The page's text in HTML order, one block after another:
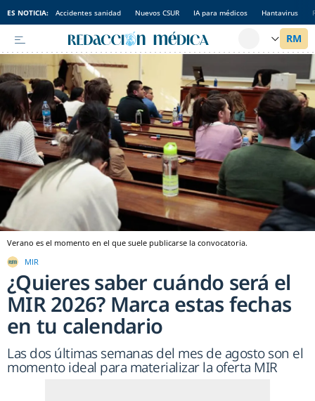
ES NOTICIA: Accidentes sanidad Nuevos CSUR IA para médicos Hantavirus
Verano es el momento en el que suele publicarse la convocatoria.
MIR
¿Quieres saber cuándo será el
MIR 2026? Marca estas fechas
en tu calendario
Las dos últimas semanas del mes de agosto son el
momento ideal para materializar la oferta MIR